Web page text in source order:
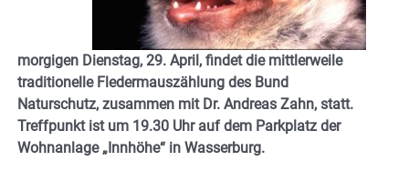
morgigen Dienstag, 29. April, findet die mittlerweile
traditionelle Fledermauszählung des Bund
Naturschutz, zusammen mit Dr. Andreas Zahn, statt.
Treffpunkt ist um 19.30 Uhr auf dem Parkplatz der
Wohnanlage „Innhöhe“ in Wasserburg.